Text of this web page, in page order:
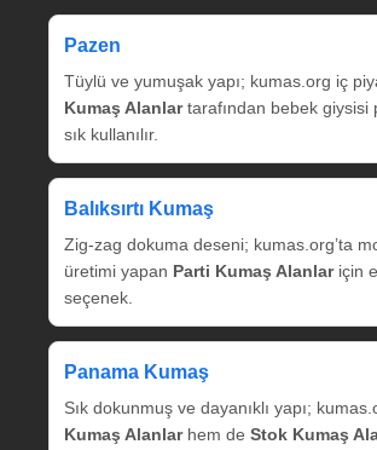
Pazen
Tüylü ve yumuşak yapı; kumas.org iç
Kumaş Alanlartarafından bebek giysisi
sık kullanılır.
Balıksırtı Kumaş
Zig‑zag dokuma deseni; kumas.org’ta
üretimi yapan Parti Kumaş Alanlariçin
seçenek.
Panama Kumaş
Sık dokunmuş ve dayanıklı yapı;
Kumaş Alanlarhem de Stok Kumaş